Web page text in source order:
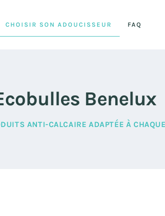
CHOISIR SON ADOUCISSEUR FAQ
Benelux
ANTI-CALCAIRE ADAPTÉE À